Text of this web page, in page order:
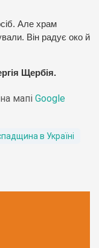
Але храм
Він радує око й
Щербія.
мапі Google
в Україні